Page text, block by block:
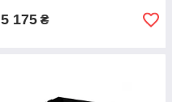
5 175 ₴